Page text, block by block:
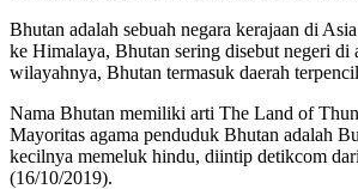
Bhutan adalah sebuah negara kerajaan di
ke Himalaya, Bhutan sering disebut negeri di
wilayahnya, Bhutan termasuk daerah
Nama Bhutan memiliki arti The Land of
Mayoritas agama penduduk Bhutan adalah
kecilnya memeluk hindu, diintip detikcom
(16/10/2019).